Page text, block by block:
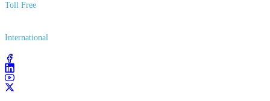
Toll Free
International